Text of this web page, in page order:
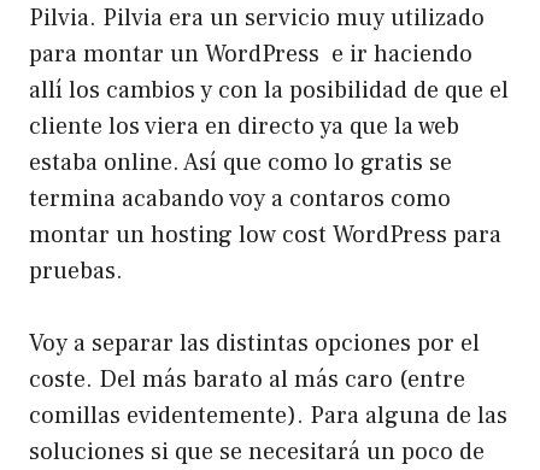
Pilvia. Pilvia era un servicio muy utilizado
para montar un WordPress e ir haciendo
allí los cambios y con la posibilidad de que el
cliente los viera en directo ya que la web
estaba online. Así que como lo gratis se
termina acabando voy a contaros como
montar un hosting low cost WordPress para
pruebas.
Voy a separar las distintas opciones por el
coste. Del más barato al más caro (entre
comillas evidentemente). Para alguna de las
soluciones si que se necesitará un poco de